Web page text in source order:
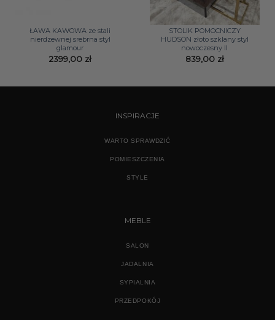
ŁAWA KAWOWA ze stali
nierdzewnej srebrna styl
glamour
2399,00 zł
STOLIK POMOCNICZY
HUDSON złoto szklany styl
nowoczesny II
839,00 zł
INSPIRACJE
WARTO SPRAWDZIĆ
POMIESZCZENIA
STYLE
MEBLE
SALON
JADALNIA
SYPIALNIA
PRZEDPOKÓJ